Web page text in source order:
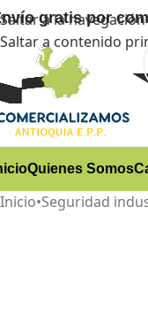
Saltar a la navegación
Saltar a contenido
gratispor
Quienes Somos
Inicio•Seguridad